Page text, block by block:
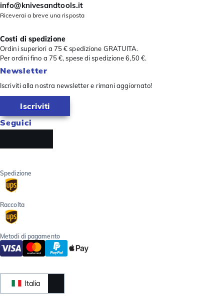
info@knivesandtools.it
Riceverai a breve una risposta
Costi di spedizione
Ordini superiori a 75 € spedizione GRATUITA.
Per ordini fino a 75 €, spese di spedizione 6,50 €.
Newsletter
Iscriviti alla nostra newsletter e rimani aggiornato!
Iscriviti
Seguici
Spedizione
Raccolta
Metodi di pagamento
Italia